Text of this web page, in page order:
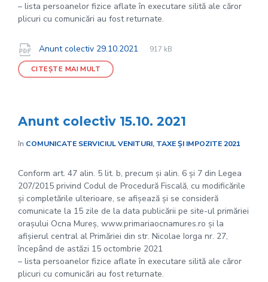
– lista persoanelor fizice aflate în executare silită ale căror
plicuri cu comunicări au fost returnate.
Documente
Anunt colectiv 29.10.2021
File
pdf
File
917 kB
CITEȘTE MAI MULT
Anunt colectiv 15.10. 2021
în COMUNICATE SERVICIUL VENITURI, TAXE ȘI IMPOZITE 2021
Conform art. 47 alin. 5 lit. b, precum și alin. 6 și 7 din Legea
207/2015 privind Codul de Procedură Fiscală, cu modificările
și completările ulterioare, se afișează și se consideră
comunicate la 15 zile de la data publicării pe site-ul primăriei
orașului Ocna Mureș, www.primariaocnamures.ro și la
afișierul central al Primăriei din str. Nicolae Iorga nr. 27,
începând de astăzi 15 octombrie 2021
– lista persoanelor fizice aflate în executare silită ale căror
plicuri cu comunicări au fost returnate.